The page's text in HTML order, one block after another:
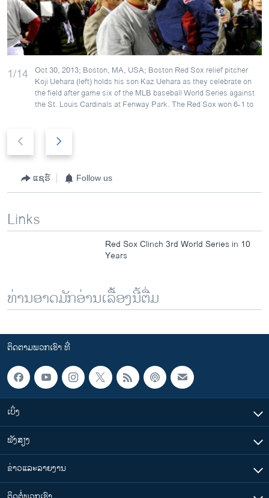
1/14 Oct 30, 2013; Boston, MA, USA; Boston Red Sox relief pitcher
Koji Uehara (left) holds his son Kaz Uehara as they celebrate on
the field after game six of the MLB baseball World Series against
the St. Louis Cardinals at Fenway Park. The Red Sox won 6-1 to
e
i
u
s
d
e
x
t
s
d
ແຊຣ໌ Follow us
Links
Red Sox Clinch 3rd World Series in 10
Years
ທ່ານອາດມັກອ່ານເລື້ອງນີ້ຕື່ມ
ຕິດຕາມພວກເຮົາ ທີ່
ເບິ່ງ
ຟັງສຽງ
ຂ່າວແລະລາຍງານ